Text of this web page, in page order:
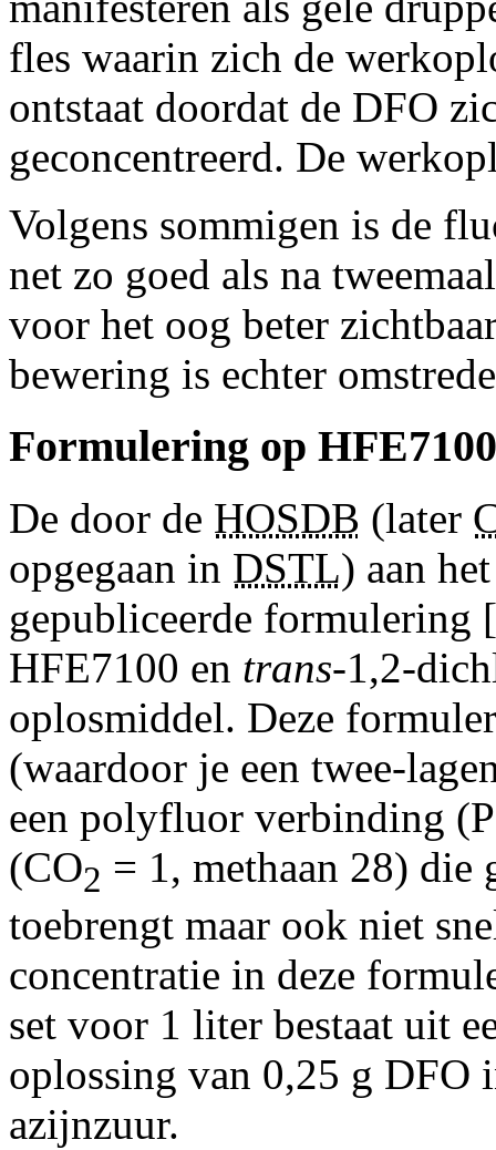
fles waarin zich de
ontstaat doordat de DFO
geconcentreerd. De
Volgens sommigen is de
net zo goed als na
voor het oog beter
bewering is echter
Formulering op
De door de HOSDB (later
opgegaan in DSTL) aan
gepubliceerde formulering
HFE7100 en trans-1,2-
oplosmiddel. Deze
(waardoor je een twee-
een polyfluor verbinding
(CO2 = 1, methaan 28) die
toebrengt maar ook niet
concentratie in deze
set voor 1 liter bestaat uit
oplossing van 0,25 g DFO
azijnzuur.